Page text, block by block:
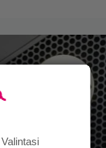
Valintasi